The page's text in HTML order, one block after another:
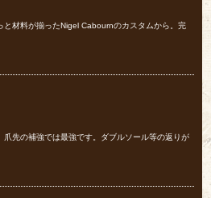
と材料が揃ったNigel Cabournのカスタムから。完
爪先の補強では最強です。ダブルソール等の返りが